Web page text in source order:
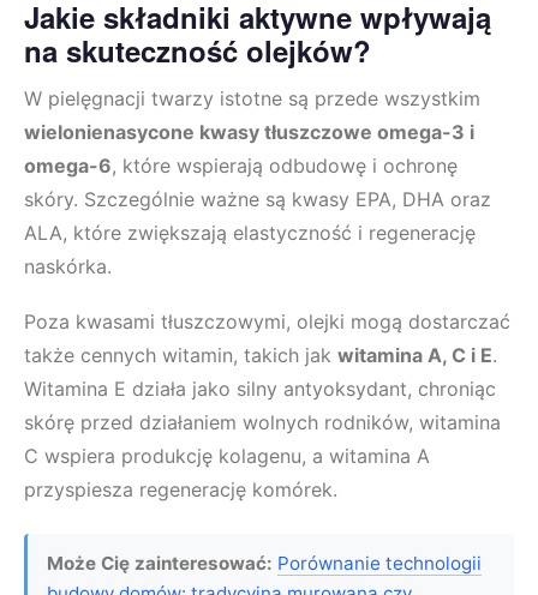
Jakie składniki aktywne wpływają
na skuteczność olejków?
W pielęgnacji twarzy istotne są przede wszystkim
wielonienasycone kwasy tłuszczowe omega-3 i
omega-6, które wspierają odbudowę i ochronę
skóry. Szczególnie ważne są kwasy EPA, DHA oraz
ALA, które zwiększają elastyczność i regenerację
naskórka.
Poza kwasami tłuszczowymi, olejki mogą dostarczać
także cennych witamin, takich jak witamina A, C i E.
Witamina E działa jako silny antyoksydant, chroniąc
skórę przed działaniem wolnych rodników, witamina
C wspiera produkcję kolagenu, a witamina A
przyspiesza regenerację komórek.
Może Cię zainteresować: Porównanie technologii